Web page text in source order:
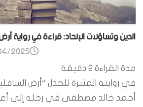
الدين وتساؤلات الإلحاد: قراءة في رواية
2025
مدة القراءة 2 دقيقة
في روايته المثيرة للجدل “أرض
أحمد خالد مصطفى في رحلة إلى